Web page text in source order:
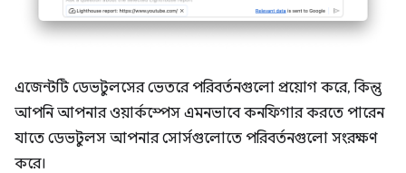
এজেন্টটি ডেভটুলসের ভেতরে পরিবর্তনগুলো প্রয়োগ করে, কিন্তু
আপনি আপনার ওয়ার্কস্পেস এমনভাবে কনফিগার করতে পারেন
যাতে ডেভটুলস আপনার সোর্সগুলোতে পরিবর্তনগুলো সংরক্ষণ
করে।